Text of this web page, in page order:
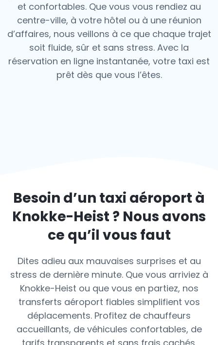
et confortables. Que vous vous rendiez au
centre-ville, à votre hôtel ou à une réunion
d’affaires, nous veillons à ce que chaque trajet
soit fluide, sûr et sans stress. Avec la
réservation en ligne instantanée, votre taxi est
prêt dès que vous l’êtes.
Besoin d’un taxi aéroport à
Knokke-Heist ? Nous avons
ce qu’il vous faut
Dites adieu aux mauvaises surprises et au
stress de dernière minute. Que vous arriviez à
Knokke-Heist ou que vous en partiez, nos
transferts aéroport fiables simplifient vos
déplacements. Profitez de chauffeurs
accueillants, de véhicules confortables, de